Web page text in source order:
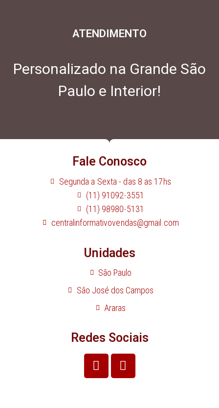
ATENDIMENTO
Personalizado na Grande São
Paulo e Interior!
Fale Conosco
Segunda a Sexta - das 8 as 17hs
(11) 91092-3551
(11) 98980-5131
centralinformativovendas@gmail.com
Unidades
São Paulo
São José dos Campos
Araras
Redes Sociais